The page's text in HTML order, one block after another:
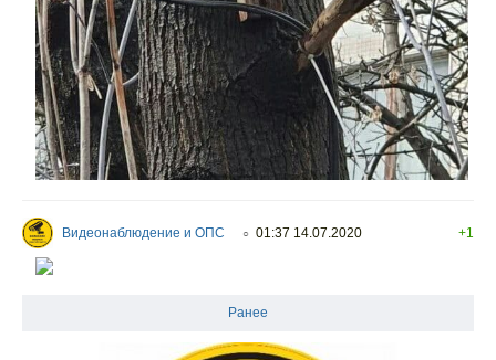
Видеонаблюдение и ОПС ○ 01:37 14.07.2020 +1
Ранее